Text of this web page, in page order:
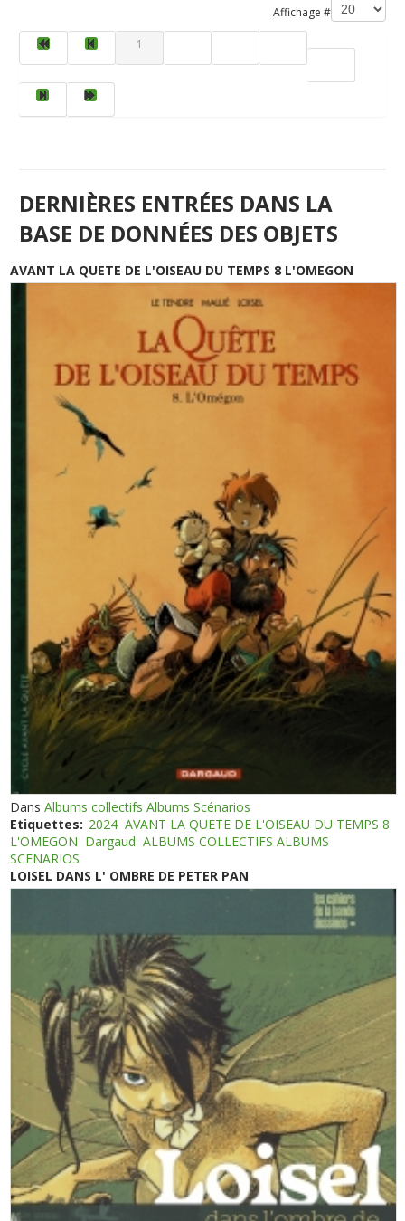
Affichage #
1
DERNIÈRES ENTRÉES DANS LA
BASE DE DONNÉES DES OBJETS
AVANT LA QUETE DE L'OISEAU DU TEMPS 8 L'OMEGON
DansAlbums collectifs Albums Scénarios
Etiquettes: 2024 AVANT LA QUETE DE L'OISEAU DU TEMPS 8
L'OMEGON Dargaud ALBUMS COLLECTIFS ALBUMS
SCENARIOS
LOISEL DANS L' OMBRE DE PETER PAN